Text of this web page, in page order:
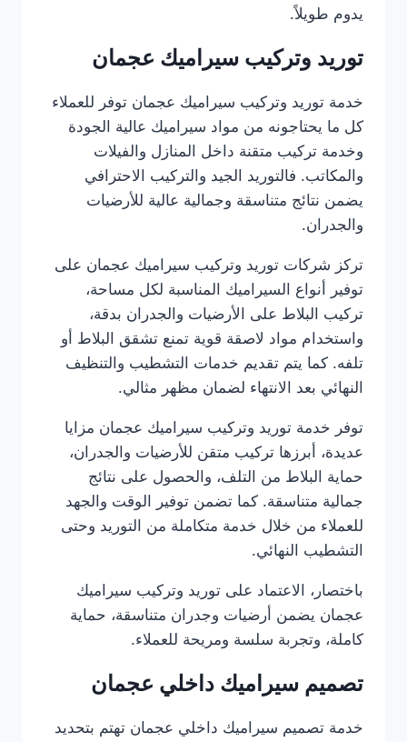
يدوم طويلاً.
توريد وتركيب سيراميك عجمان
خدمة توريد وتركيب سيراميك عجمان توفر للعملاء
كل ما يحتاجونه من مواد سيراميك عالية الجودة
وخدمة تركيب متقنة داخل المنازل والفيلات
والمكاتب. فالتوريد الجيد والتركيب الاحترافي
يضمن نتائج متناسقة وجمالية عالية للأرضيات
والجدران.
تركز شركات توريد وتركيب سيراميك عجمان على
توفير أنواع السيراميك المناسبة لكل مساحة،
تركيب البلاط على الأرضيات والجدران بدقة،
واستخدام مواد لاصقة قوية تمنع تشقق البلاط أو
تلفه. كما يتم تقديم خدمات التشطيب والتنظيف
النهائي بعد الانتهاء لضمان مظهر مثالي.
توفر خدمة توريد وتركيب سيراميك عجمان مزايا
عديدة، أبرزها تركيب متقن للأرضيات والجدران،
حماية البلاط من التلف، والحصول على نتائج
جمالية متناسقة. كما تضمن توفير الوقت والجهد
للعملاء من خلال خدمة متكاملة من التوريد وحتى
التشطيب النهائي.
باختصار، الاعتماد على توريد وتركيب سيراميك
عجمان يضمن أرضيات وجدران متناسقة، حماية
كاملة، وتجربة سلسة ومريحة للعملاء.
تصميم سيراميك داخلي عجمان
خدمة تصميم سيراميك داخلي عجمان تهتم بتحديد